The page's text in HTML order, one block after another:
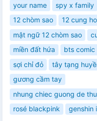
your name
spy x family
12 chòm sao
12 cung
mật ngữ 12 chòm sao
miền đất hứa
bts comic
sợi chỉ đỏ
tây tạng
gương cầm tay
nhung chiec guong de
rosé blackpink
genshin